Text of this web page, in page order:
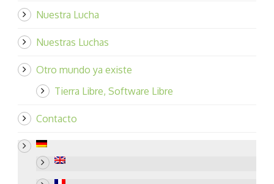
Nuestra Lucha
Nuestras Luchas
Otro mundo ya existe
Tierra Libre, Software Libre
Contacto